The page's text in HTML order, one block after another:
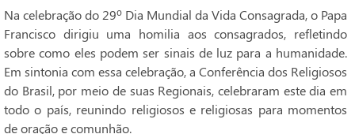
Na celebração do 29º Dia Mundial da Vida Consagrada, o Papa
Francisco dirigiu uma homilia aos consagrados, refletindo
sobre como eles podem ser sinais de luz para a humanidade.
Em sintonia com essa celebração, a Conferência dos Religiosos
do Brasil, por meio de suas Regionais, celebraram este dia em
todo o país, reunindo religiosos e religiosas para momentos
de oração e comunhão.